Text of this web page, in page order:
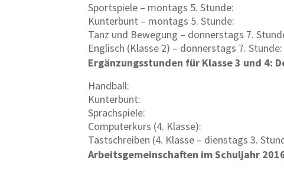
Sportspiele – montags 5. Stunde:
Kunterbunt – montags 5. Stunde:
Tanz und Bewegung – donnerstags 7.
Englisch (Klasse 2) – donnerstags 7. Stunde:
Ergänzungsstunden für Klasse 3 und 4:
Handball:
Kunterbunt:
Sprachspiele:
Computerkurs (4. Klasse):
Tastschreiben (4. Klasse – dienstags 3.
Arbeitsgemeinschaften im Schuljahr